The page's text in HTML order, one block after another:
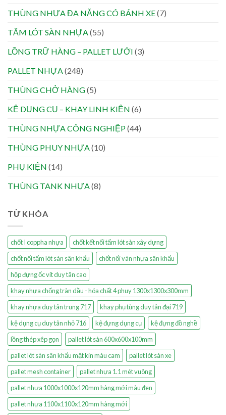
THÙNG NHỰA ĐA NĂNG CÓ BÁNH XE(7)
TẤM LÓT SÀN NHỰA(55)
LỒNG TRỮ HÀNG – PALLET LƯỚI (3)
PALLET NHỰA(248)
THÙNG CHỞ HÀNG(5)
KỆ DỤNG CỤ – KHAY LINH KIỆN (6)
THÙNG NHỰA CÔNG NGHIỆP(44)
THÙNG PHUY NHỰA(10)
PHỤ KIỆN (14)
THÙNG TANK NHỰA(8)
TỪ KHÓA
chốt I coppha nhựa
chốt kết nối tấm lót sàn xây dựng
chốt nối tấm lót sàn sân khấu
chốt nối ván nhựa sân khấu
hộp đựng ốc vít duy tân cao
khay nhựa chống tràn dầu - hóa chất 4 phuy 1300x1300x300mm
khay nhựa duy tân trung 717
khay phụ tùng duy tân đại 719
kệ dụng cụ duy tân nhỏ 716
kệ đựng dụng cụ
kệ đựng đồ nghề
lồng thép xêp gọn
pallet lót sàn 600x600x100mm
pallet lót sàn sân khấu mặt kín màu cam
pallet lót sàn xe
pallet mesh container
pallet nhựa 1.1 mét vuông
pallet nhựa 1000x1000x120mm hàng mới màu đen
pallet nhựa 1100x1100x120mm hàng mới